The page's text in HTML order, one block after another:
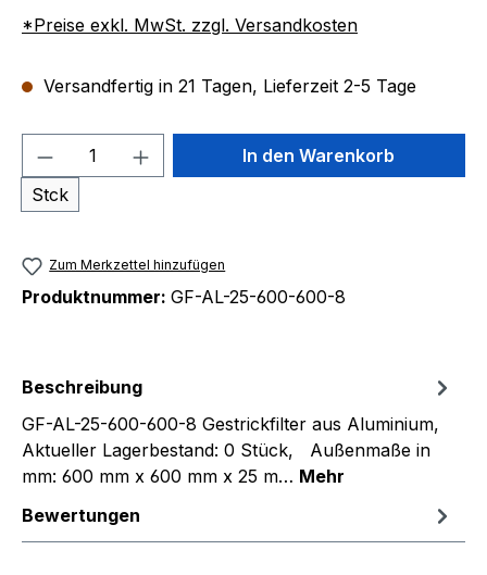
*Preise exkl. MwSt. zzgl. Versandkosten
Versandfertig in 21 Tagen, Lieferzeit 2-5 Tage
Produkt Anzahl: Gib den
Stck
In den Warenkorb
Zum Merkzettel hinzufügen
Produktnummer: GF-AL-25-600-600-8
Beschreibung
GF-AL-25-600-600-8 Gestrickfilter aus Aluminium,
Aktueller Lagerbestand: 0 Stück, Außenmaße in
mm: 600 mm x 600 mm x 25 m… Mehr
Bewertungen